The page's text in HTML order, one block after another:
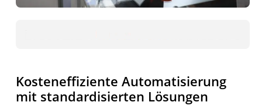
Kosteneffiziente Automatisierung
mit standardisierten Lösungen